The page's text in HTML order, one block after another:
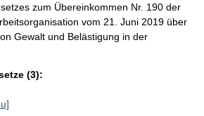
zum Übereinkommen Nr. 190 der
vom 21. Juni 2019 über
Gewalt und Belästigung in der
(3):